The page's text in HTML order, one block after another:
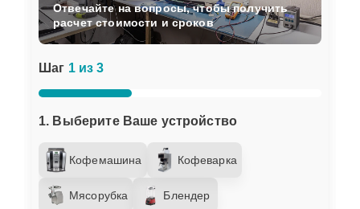
Шаг 1 из 3
1. Выберите Ваше устройство
Кофемашина Кофеварка
Мясорубка Блендер
Отвечайте на вопросы, чтобы получить
расчет стоимости и сроков